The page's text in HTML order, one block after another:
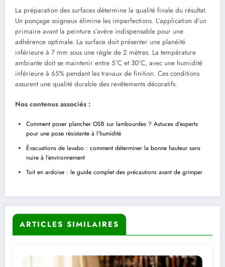
La préparation des surfaces détermine la qualité finale du résultat.
Un ponçage soigneux élimine les imperfections. L’application d’un
primaire avant la peinture s’avère indispensable pour une
adhérence optimale. La surface doit présenter une planéité
inférieure à 7 mm sous une règle de 2 mètres. La température
ambiante doit se maintenir entre 5°C et 30°C, avec une humidité
inférieure à 65% pendant les travaux de finition. Ces conditions
assurent une qualité durable des revêtements décoratifs.
Nos contenus associés :
Comment poser plancher OSB sur lambourdes ? Astuces d’experts
pour une pose résistante à l’humidité
Évacuations de lavabo : comment déterminer la bonne hauteur sans
nuire à l’environnement
Toit en ardoise : le guide complet des précautions avant de grimper
ARTICLES SIMILAIRES